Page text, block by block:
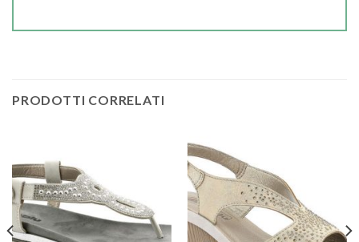
PRODOTTI CORRELATI